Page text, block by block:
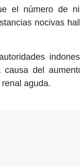
el número de
nocivas
del
aguda.